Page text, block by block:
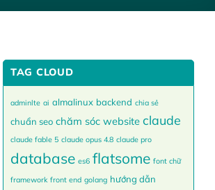
TAG CLOUD
adminlte ai almalinux backend chia sẻ
chuẩn seo chăm sóc website claude
claude fable 5 claude opus 4.8 claude pro
database es6 flatsome font chữ
framework front end golang hướng dẫn